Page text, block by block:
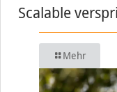
Scalable
Mehr